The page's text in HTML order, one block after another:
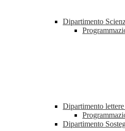
Dipartimento
Dipartimento
Dipartimento